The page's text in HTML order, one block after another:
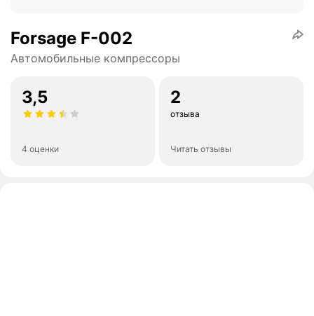
Forsage F-002
Автомобильные компрессоры
3,5
4 оценки
2
отзыва
Читать отзывы